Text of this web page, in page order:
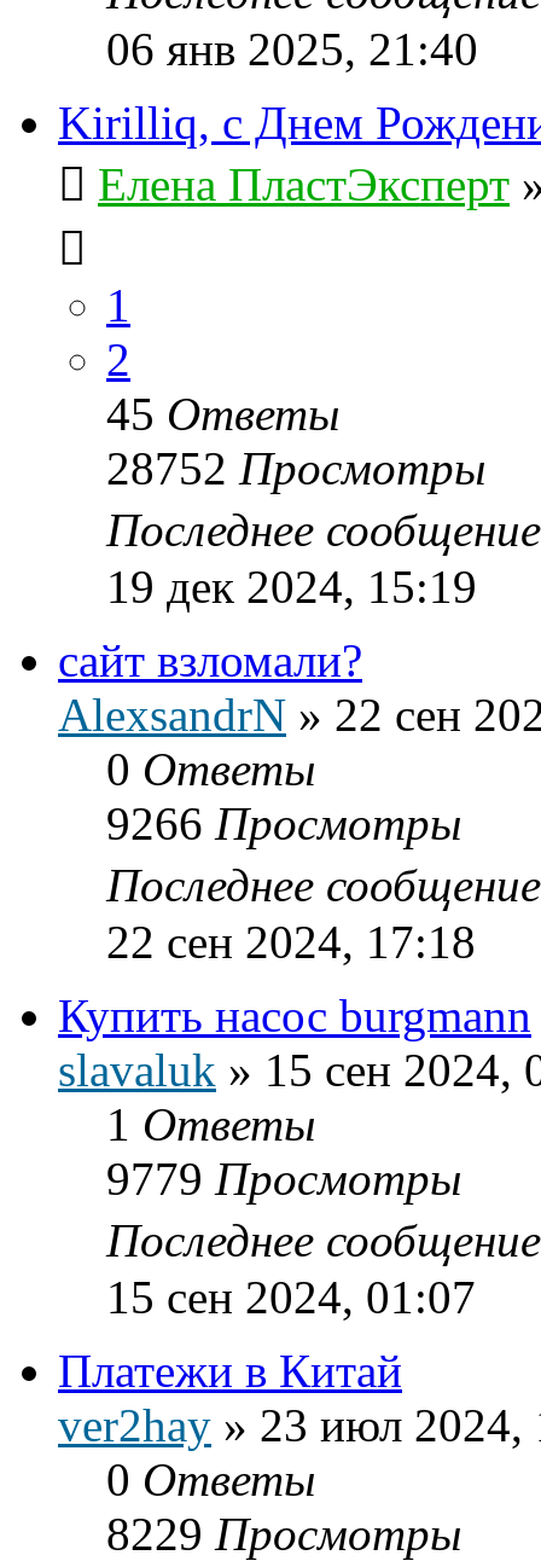
06 янв 2025, 21:40
Kirilliq, с Днем
Елена ПластЭксперт
1
2
45 Ответы
28752 Просмотры
Последнее
19 дек 2024, 15:19
сайт взломали?
AlexsandrN » 22 сен
0 Ответы
9266 Просмотры
Последнее
22 сен 2024, 17:18
Купить насос burgmann
slavaluk » 15 сен 2024,
1 Ответы
9779 Просмотры
Последнее
15 сен 2024, 01:07
Платежи в Китай
ver2hay » 23 июл 2024,
0 Ответы
8229 Просмотры